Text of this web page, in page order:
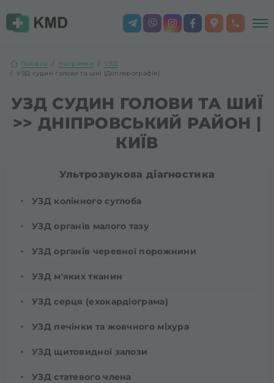
Головна Напрямки
УЗД
УЗД судин голови та шиї (Доплерографія)
УЗД СУДИН ГОЛОВИ ТА ШИЇ
>> ДНІПРОВСЬКИЙ РАЙОН |
КИЇВ
Ультрозвукова діагностика
УЗД колінного суглоба
УЗД органів малого тазу
УЗД органів черевної порожнини
УЗД м'яких тканин
УЗД серця (ехокардіограма)
УЗД печінки та жовчного міхура
УЗД щитовидної залози
УЗД статевого члена